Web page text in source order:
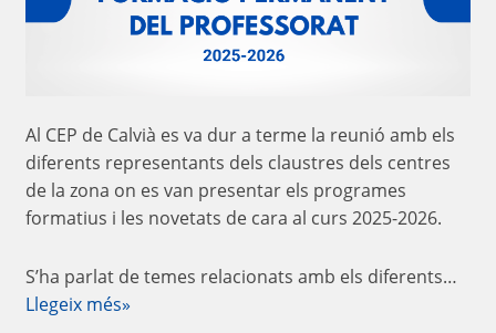
Al CEP de Calvià es va dur a terme la reunió amb els
diferents representants dels claustres dels centres
de la zona on es van presentar els programes
formatius i les novetats de cara al curs 2025-2026.
S’ha parlat de temes relacionats amb els diferents…
Llegeix més»